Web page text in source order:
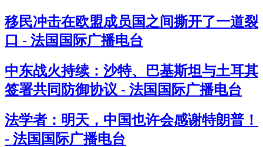
移民冲击在欧盟成员国之间撕开了一道裂
口 - 法国国际广播电台
中东战火持续：沙特、巴基斯坦与土耳其
签署共同防御协议 - 法国国际广播电台
法学者：明天，中国也许会感谢特朗普！
- 法国国际广播电台